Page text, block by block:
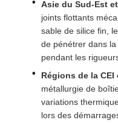
Asie du Sud-Est
joints flottants
sable de silice fin,
de pénétrer dans
pendant les
Régions de la
métallurgie de
variations
lors des